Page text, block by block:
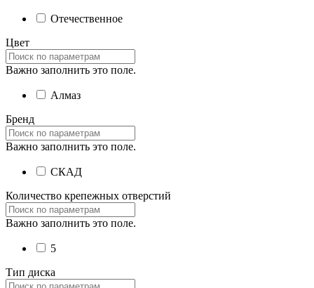
Отечественное
Цвет
Важно заполнить это поле.
Алмаз
Бренд
Важно заполнить это поле.
СКАД
Количество крепежных отверстий
Важно заполнить это поле.
5
Тип диска